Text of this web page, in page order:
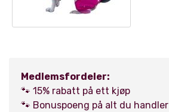
Medlemsfordeler:
🐾 15% rabatt på ett kjøp
🐾 Bonuspoeng på alt du handler